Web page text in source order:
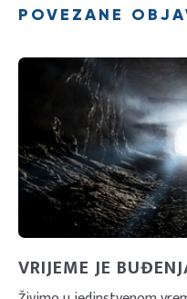
POVEZANE
VRIJEME JE